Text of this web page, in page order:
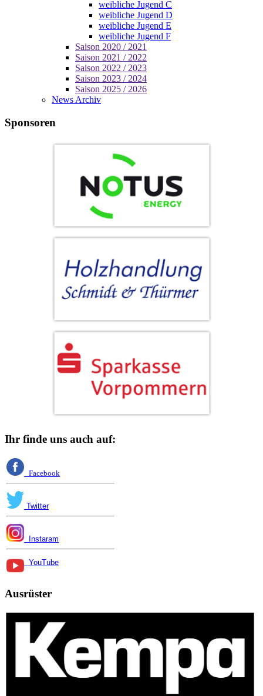
weibliche Jugend C
weibliche Jugend D
weibliche Jugend E
weibliche Jugend F
Saison 2020 / 2021
Saison 2021 / 2022
Saison 2022 / 2023
Saison 2023 / 2024
Saison 2025 / 2026
News Archiv
Sponsoren
Ihr finde uns auch auf:
Facebook
Twitter
Instaram
YouTube
Ausrüster